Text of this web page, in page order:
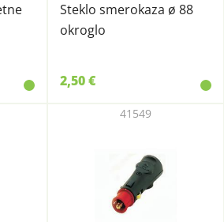
Steklo smerokaza ø 88
okroglo
2,50 €
41549